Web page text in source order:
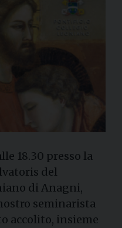
18.30 presso la
del
di Anagni,
seminarista
accolito, insieme